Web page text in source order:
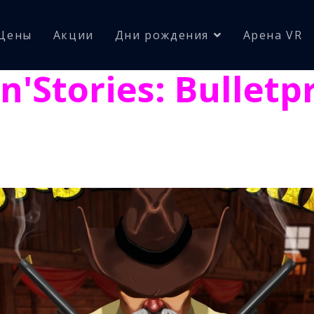
Акции Дни рождения Арена VR